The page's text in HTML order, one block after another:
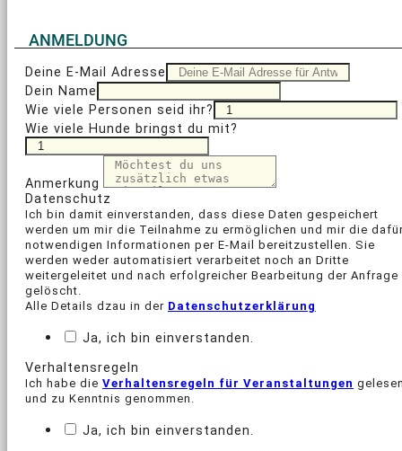
ANMELDUNG
Deine E-Mail Adresse
Dein Name
Wie viele Personen seid ihr?
Wie viele Hunde bringst du mit?
Anmerkung
Datenschutz
Ich bin damit einverstanden, dass diese Daten gespeichert
werden um mir die Teilnahme zu ermöglichen und mir die
notwendigen Informationen per E-Mail bereitzustellen. Sie
werden weder automatisiert verarbeitet noch an Dritte
weitergeleitet und nach erfolgreicher Bearbeitung der Anfrage
gelöscht.
Alle Details dzau in der Datenschutzerklärung
Ja, ich bin einverstanden.
Verhaltensregeln
Ich habe die Verhaltensregeln für Veranstaltungen
und zu Kenntnis genommen.
Ja, ich bin einverstanden.